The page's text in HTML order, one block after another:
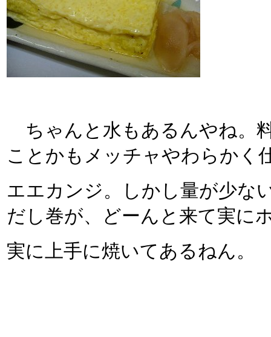
ちゃんと水もあるんやね。
ことかもメッチャやわらかく
エエカンジ。しかし量が少な
だし巻が、どーんと来て実に
実に上手に焼いてあるねん。